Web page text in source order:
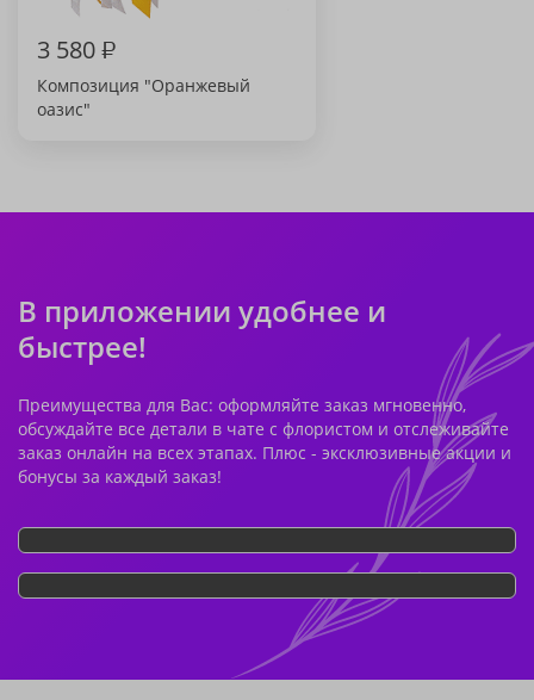
3 580₽
Композиция "Оранжевый
оазис"
В приложении удобнее и
быстрее!
Преимущества для Вас: оформляйте заказ мгновенно,
обсуждайте все детали в чате с флористом и отслеживайте
заказ онлайн на всех этапах. Плюс - эксклюзивные акции и
бонусы за каждый заказ!